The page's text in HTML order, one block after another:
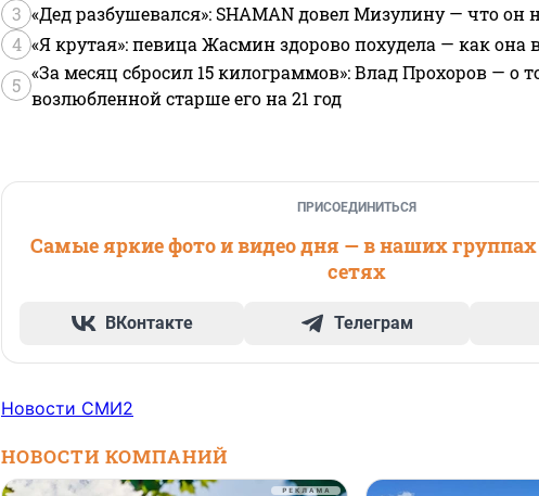
3 «Дед разбушевался»: SHAMAN довел Мизулину — что он
4 «Я крутая»: певица Жасмин здорово похудела — как она
5
«За месяц сбросил 15 килограммов»: Влад Прохоров — о
возлюбленной старше его на 21 год
ПРИСОЕДИНИТЬСЯ
Самые яркие фото и видео дня — в наших
сетях
ВКонтакте Телеграм
Новости СМИ2
НОВОСТИ КОМПАНИЙ